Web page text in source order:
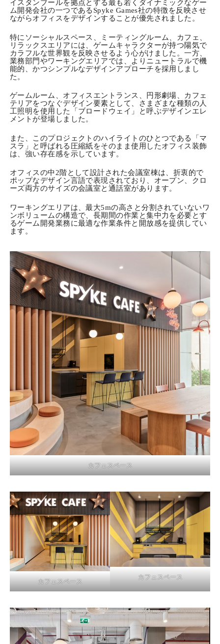
イスタンブールを拠点とする最も若くダイナミックなゲー
ム開発会社の一つであるSpyke Games社の特徴を反映させ
ながらオフィスをデザインすることが優先されました。
特にソーシャルスペース、ミーティングルーム、カフェ、
リラックスエリアには、ゲームキャラクターが持つ陽気で
カラフルな世界観を反映させるよう心がけました。一方、
業務部門やワーキングエリアでは、よりニュートラルで機
能的、かつシンプルなデザインアプローチを採用しまし
た。
ゲームルーム、オフィスエントランス、円形劇場、カフェ
テリアをつなぐデザイン要素として、さまざまな種類の人
工照明を使用した「ブロードウェイ」と呼ぶデザインエレ
メントが登場しました。
また、このプロジェクトのハイライトのひとつである「マ
スラ」と呼ばれる圧縮紙をそのまま使用したオフィス装飾
は、強い存在感を示しています。
オフィスの中2階として設計された会議室棟は、折衷的で
ポップなデザイン言語で表現されており、オープン、クロ
ーズ両方のサイズの会議室と通話室があります。
ワーキングエリアは、最大5mの高さと分割されていないワ
ンボリュームの構造で、長期間の作業と集中力を必要とす
るゲーム開発業務に最適な作業条件と開放感を提供してい
ます。
カフェスペース
カフェスペース
カフェスペース